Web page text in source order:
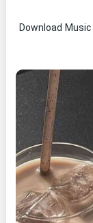
Download Music